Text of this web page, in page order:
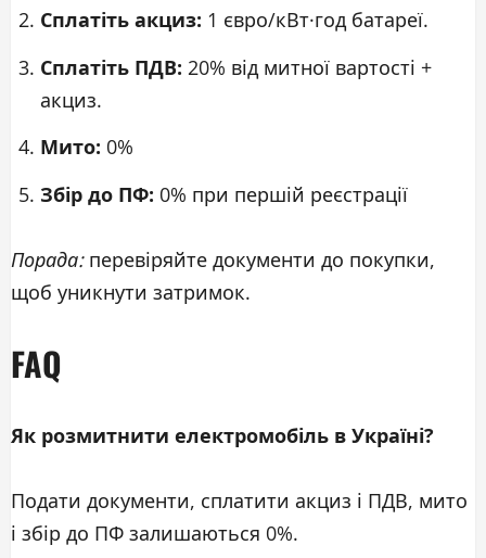
Сплатіть акциз: 1 євро/кВт·год батареї.
Сплатіть ПДВ: 20% від митної вартості +
акциз.
Мито: 0%
Збір до ПФ: 0% при першій реєстрації
Порада:перевіряйте документи до покупки,
щоб уникнути затримок.
FAQ
Як розмитнити електромобіль в Україні?
Подати документи, сплатити акциз і ПДВ, мито
і збір до ПФ залишаються 0%.